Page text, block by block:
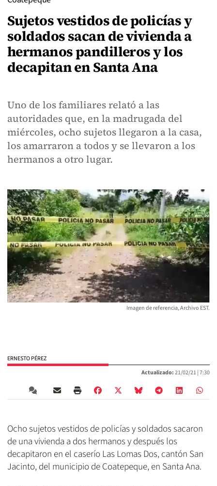
Sujetos vestidos de policías y
soldados sacan de vivienda a
hermanos pandilleros y los
decapitan en Santa Ana
Uno de los familiares relató a las
autoridades que, en la madrugada del
miércoles, ocho sujetos llegaron a la casa,
los amarraron a todos y se llevaron a los
hermanos a otro lugar.
Imagen de referencia, Archivo EST.
ERNESTO PÉREZ
Actualizado:21/02/21 |7:30
Ocho sujetos vestidos de policías y soldados sacaron
de una vivienda a dos hermanos y después los
decapitaron en el caserío Las Lomas Dos, cantón San
Jacinto, del municipio de Coatepeque, en Santa Ana.